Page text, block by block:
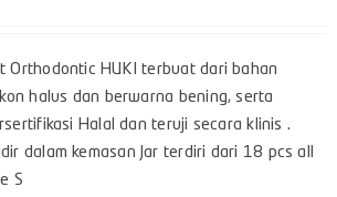
Orthodontic HUKI terbuat dari bahan
halus dan berwarna bening, serta
Halal dan teruji secara klinis .
dalam kemasan Jar terdiri dari 18 pcs all
S